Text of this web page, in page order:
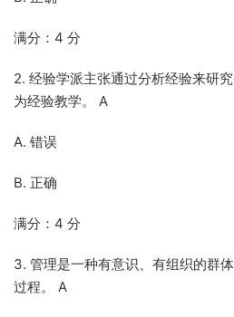
满分：4 分
2. 经验学派主张通过分析经验来研
为经验教学。 A
A. 错误
B. 正确
满分：4 分
3. 管理是一种有意识、有组织的群
过程。 A